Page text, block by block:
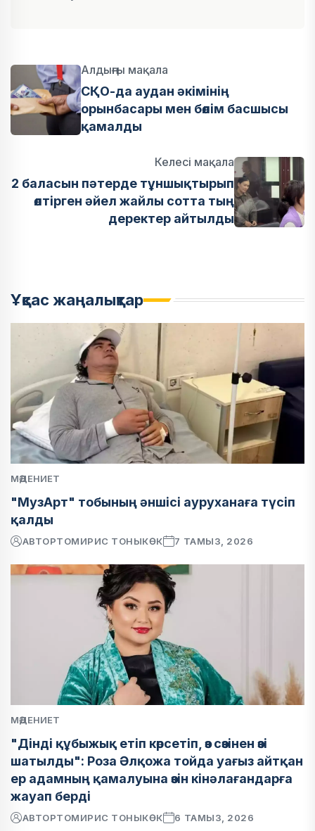
Алдыңғы мақала
СҚО-да аудан әкімінің
орынбасары мен бөлім басшысы
қамалды
Келесі мақала
2 баласын пәтерде тұншықтырып
өлтірген әйел жайлы сотта тың
деректер айтылды
Ұқсас жаңалықтар
МӘДЕНИЕТ
"МузАрт" тобының әншісі ауруханаға түсіп
қалды
АВТОРТОМИРИС ТОНЫКӨК 7 ТАМЫЗ, 2026
МӘДЕНИЕТ
"Дінді құбыжық етіп көрсетіп, өз сөзінен өзі
шатылды": Роза Әлқожа тойда уағыз айтқан
ер адамның қамалуына өзін кінәлағандарға
жауап берді
АВТОРТОМИРИС ТОНЫКӨК 6 ТАМЫЗ, 2026